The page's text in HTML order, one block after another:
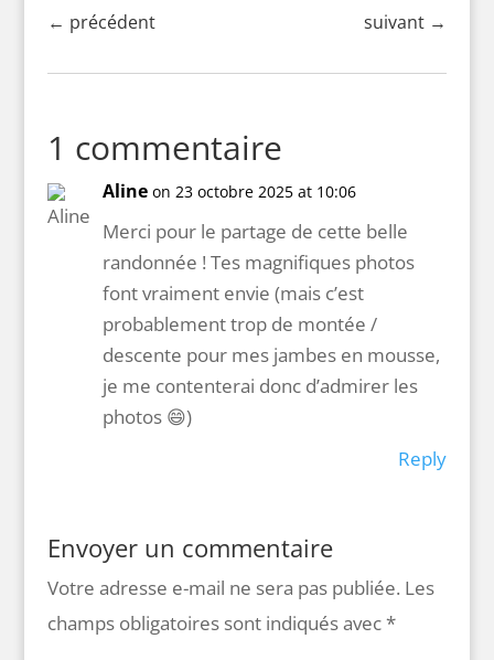
← précédent suivant →
1 commentaire
Aline on 23 octobre 2025 at 10:06
Merci pour le partage de cette belle
randonnée ! Tes magnifiques photos
font vraiment envie (mais c’est
probablement trop de montée /
descente pour mes jambes en mousse,
je me contenterai donc d’admirer les
photos 😄)
Reply
Envoyer un commentaire
Votre adresse e-mail ne sera pas publiée. Les
champs obligatoires sont indiqués avec*